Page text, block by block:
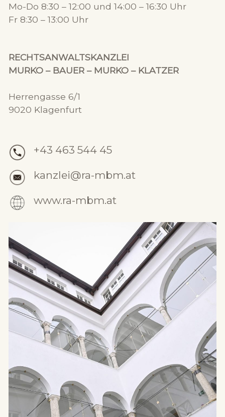
Mo-Do 8:30 – 12:00 und 14:00 – 16:30 Uhr
Fr 8:30 – 13:00 Uhr
RECHTSANWALTSKANZLEI
MURKO – BAUER – MURKO – KLATZER
Herrengasse 6/1
9020 Klagenfurt
+43 463 544 45
kanzlei@ra-mbm.at
www.ra-mbm.at